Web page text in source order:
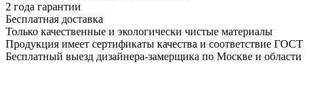
2 года гарантии
Бесплатная доставка
Только качественные и экологически чистые материалы
Продукция имеет сертификаты качества и соответствие ГОСТ
Бесплатный выезд дизайнера-замерщика по Москве и области